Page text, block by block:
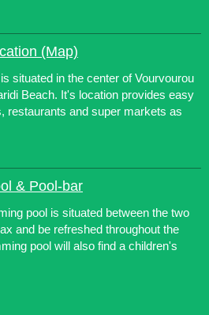
(Map)
situated in the center of Vourvourou
Beach. It's location provides easy
restaurants and super markets as
& Pool-bar
pool is situated between the two
and be refreshed throughout the
pool will also find a children's